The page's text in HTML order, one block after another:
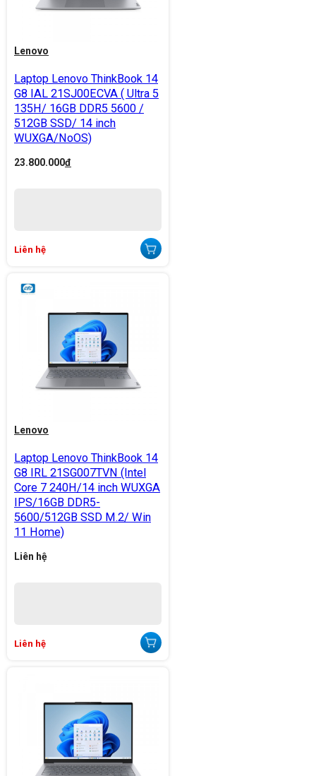
Lenovo
Laptop Lenovo ThinkBook 14
G8 IAL 21SJ00ECVA ( Ultra 5
135H/ 16GB DDR5 5600 /
512GB SSD/ 14 inch
WUXGA/NoOS)
23.800.000đ
Liên hệ
Lenovo
Laptop Lenovo ThinkBook 14
G8 IRL 21SG007TVN (Intel
Core 7 240H/14 inch WUXGA
IPS/16GB DDR5-
5600/512GB SSD M.2/ Win
11 Home)
Liên hệ
Liên hệ